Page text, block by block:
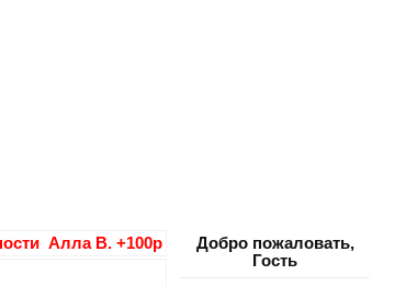
Алла В. +100р Вера А +300р Диана Г
Добро пожаловать,
Гость